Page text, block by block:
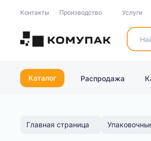
Контакты Производство Услуги
Каталог Распродажа
Главная страница